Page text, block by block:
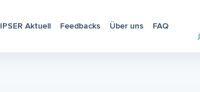
IPSER Aktuell Feedbacks Über uns FAQ